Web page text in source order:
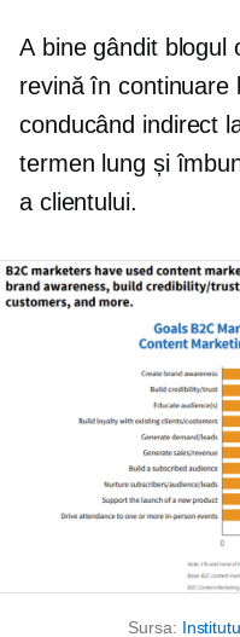
A bine gânditblogul
revină în continuare
conducând indirect
termen lung și
a clientului.
Sursa: